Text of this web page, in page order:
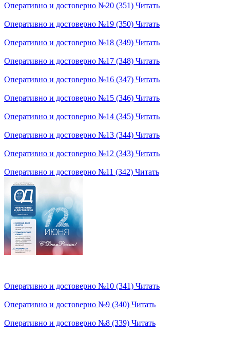
Оперативно и достоверно №20 (351) Читать
Оперативно и достоверно №19 (350) Читать
Оперативно и достоверно №18 (349) Читать
Оперативно и достоверно №17 (348) Читать
Оперативно и достоверно №16 (347) Читать
Оперативно и достоверно №15 (346) Читать
Оперативно и достоверно №14 (345) Читать
Оперативно и достоверно №13 (344) Читать
Оперативно и достоверно №12 (343) Читать
Оперативно и достоверно №11 (342) Читать
Оперативно и достоверно №10 (341) Читать
Оперативно и достоверно №9 (340) Читать
Оперативно и достоверно №8 (339) Читать